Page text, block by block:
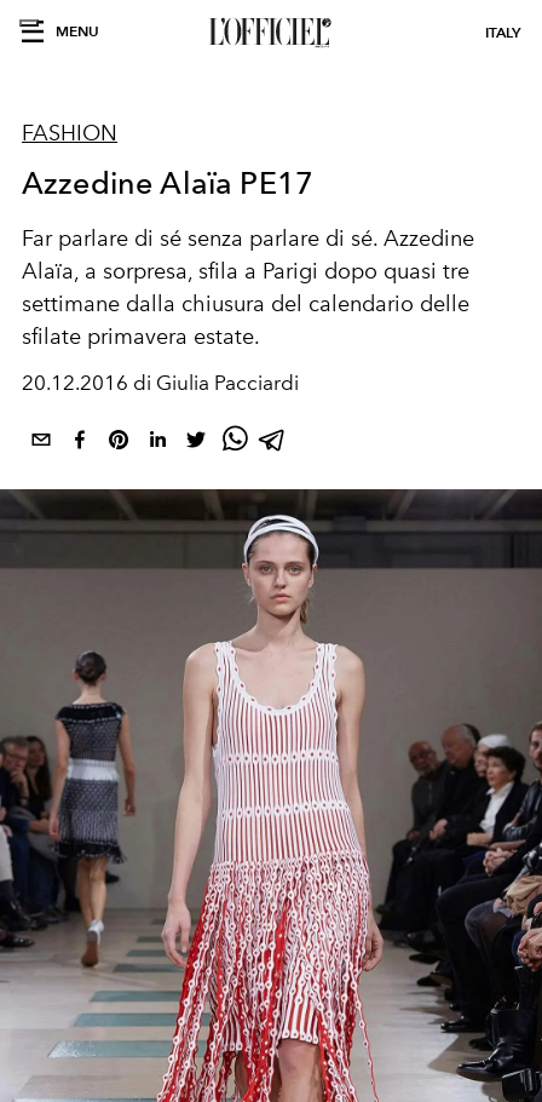
MENU ITALY
FASHION
Azzedine Alaïa PE17
​Far parlare di sé senza parlare di sé. Azzedine
Alaïa, a sorpresa, sfila a Parigi dopo quasi tre
settimane dalla chiusura del calendario delle
sfilate primavera estate.
20.12.2016 di Giulia Pacciardi